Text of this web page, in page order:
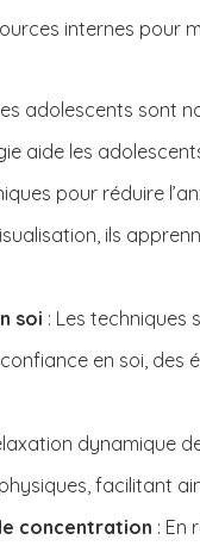
internes pour
adolescents sont
aide les
pour réduire
ils
soi : Les
en soi,
dynamique
facilitant
concentration :